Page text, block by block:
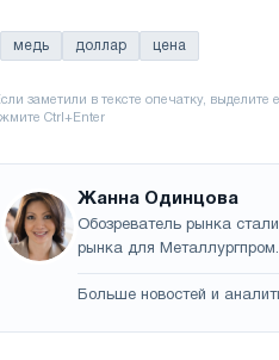
медь доллар цена
Жанна Одинцова
Обозреватель рынка
рынка для Металлургпром.
Больше новостей и